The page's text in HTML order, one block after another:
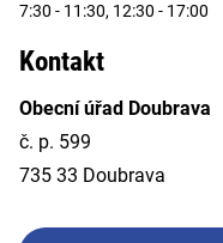
7:30 - 11:30, 12:30 - 17:00
Kontakt
Obecní úřad Doubrava
č. p. 599
735 33 Doubrava